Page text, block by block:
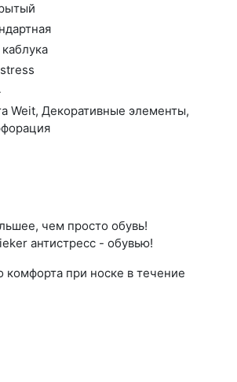
We­it, Де­кора­тив­ные эле­мен­ты,
чем просто обувь!
антистресс - обувью!
комфорта при носке в течение